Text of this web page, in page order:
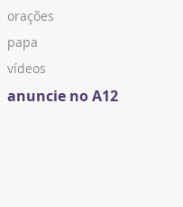
orações
papa
vídeos
anuncie no A12